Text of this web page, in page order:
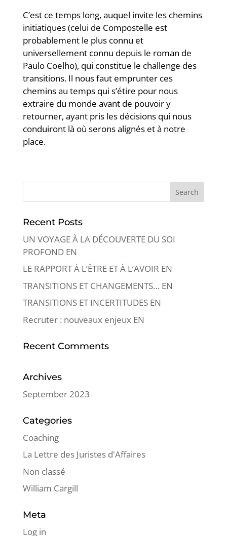
C’est ce temps long, auquel invite les chemins
initiatiques (celui de Compostelle est
probablement le plus connu et
universellement connu depuis le roman de
Paulo Coelho), qui constitue le challenge des
transitions. Il nous faut emprunter ces
chemins au temps qui s’étire pour nous
extraire du monde avant de pouvoir y
retourner, ayant pris les décisions qui nous
conduiront là où serons alignés et à notre
place.
Recent Posts
UN VOYAGE À LA DÉCOUVERTE DU SOI
PROFOND EN
LE RAPPORT À L’ÊTRE ET À L’AVOIR EN
TRANSITIONS ET CHANGEMENTS… EN
TRANSITIONS ET INCERTITUDES EN
Recruter : nouveaux enjeux EN
Recent Comments
Archives
September 2023
Categories
Coaching
La Lettre des Juristes d'Affaires
Non classé
William Cargill
Meta
Log in